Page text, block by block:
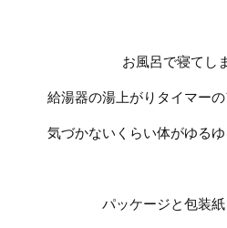
お風呂で寝てし
給湯器の湯上がりタイマー
気づかないくらい体がゆるゆ
パッケージと包装紙